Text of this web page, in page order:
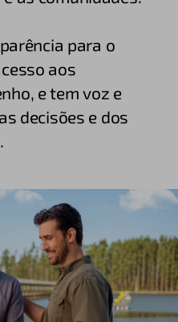
para o
aos
e tem voz e
decisões e dos